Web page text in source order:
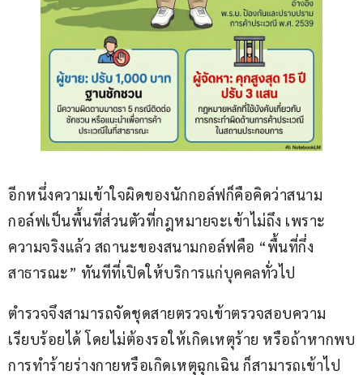
อีกหนึ่งความเข้าใจผิดของนักกอล์ฟก็คือคิดว่าสนาม
กอล์ฟเป็นพื้นที่ส่วนตัวที่กฎหมายจะเข้าไม่ถึง เพราะ
ความจริงแล้ว สถานะของสนามกอล์ฟคือ “พื้นที่กึ่ง
สาธารณะ” ทันทีที่เปิดให้บริการแก่บุคคลทั่วไป
ตำรวจจึงสามารถจัดชุดสายตรวจเข้าตรวจสอบความ
เรียบร้อยได้ โดยไม่ต้องรอให้เกิดเหตุร้าย หรือถ้าหากพบ
การทำร้ายร่างกายหรือเกิดเหตุฉุกเฉิน ก็สามารถเข้าไป